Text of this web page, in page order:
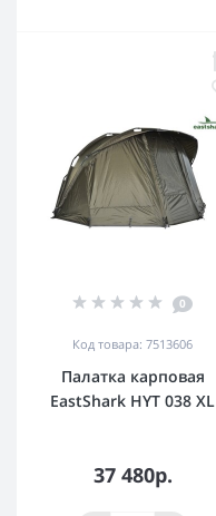
0
Код товара: 7513606
Палатка карповая
EastShark HYT 038 XL
37 480р.